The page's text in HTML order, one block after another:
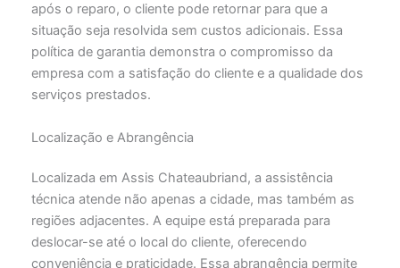
após o reparo, o cliente pode retornar para que a
situação seja resolvida sem custos adicionais. Essa
política de garantia demonstra o compromisso da
empresa com a satisfação do cliente e a qualidade dos
serviços prestados.
Localização e Abrangência
Localizada em Assis Chateaubriand, a assistência
técnica atende não apenas a cidade, mas também as
regiões adjacentes. A equipe está preparada para
deslocar-se até o local do cliente, oferecendo
conveniência e praticidade. Essa abrangência permite